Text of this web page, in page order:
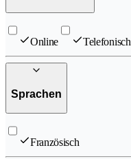
Online Telefonisch
Sprachen
Französisch